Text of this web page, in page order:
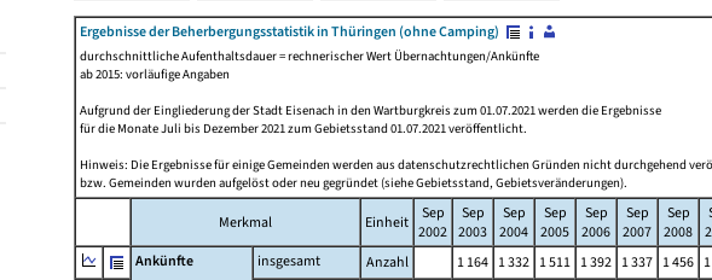
Ergebnisse der Beherbergungsstatistik in Thüringen (ohne Camping)
durchschnittliche Aufenthaltsdauer = rechnerischer Wert Übernachtungen/Ankünfte
ab 2015: vorläufige Angaben
Aufgrund der Eingliederung der Stadt Eisenach in den Wartburgkreis zum 01.07.2021 werden die Ergebnisse
für die Monate Juli bis Dezember 2021 zum Gebietsstand 01.07.2021 veröffentlicht.
Hinweis: Die Ergebnisse für einige Gemeinden werden aus datenschutzrechtlichen Gründen nicht durchgehend
bzw. Gemeinden wurden aufgelöst oder neu gegründet (siehe Gebietsstand, Gebietsveränderungen).
Merkmal Einheit
Sep
2002
Sep
2003
Sep
2004
Sep
2005
Sep
2006
Sep
2007
Sep
2008
Ankünfte
insgesamt Anzahl 1 164 1 332 1 511 1 392 1 337 1 456